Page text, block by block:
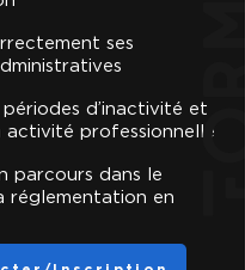
ses
d’inactivité et
activité professionnelle
parcours dans le
réglementation en